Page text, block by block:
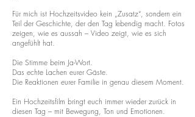
Für mich ist Hochzeitsvideo kein „Zusatz“, sondern ein
Teil der Geschichte, der den Tag lebendig macht. Fotos
zeigen, wie es aussah – Video zeigt, wie es sich
angefühlt hat.
Die Stimme beim Ja-Wort.
Das echte Lachen eurer Gäste.
Die Reaktionen eurer Familie in genau diesem Moment.
Ein Hochzeitsfilm bringt euch immer wieder zurück in
diesen Tag – mit Bewegung, Ton und Emotionen.